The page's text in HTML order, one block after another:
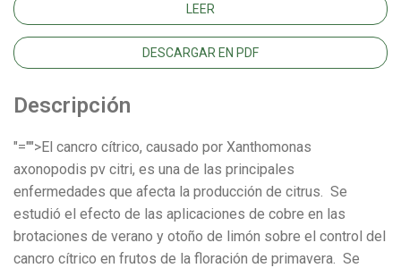
LEER
DESCARGAR EN PDF
Descripción
"="">El cancro cítrico, causado por Xanthomonas
axonopodis pv citri, es una de las principales
enfermedades que afecta la producción de citrus. Se
estudió el efecto de las aplicaciones de cobre en las
brotaciones de verano y otoño de limón sobre el control del
cancro cítrico en frutos de la floración de primavera. Se